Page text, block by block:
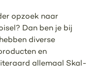
opzoek naar
Dan ben je bij
diverse
en
allemaal Skal-